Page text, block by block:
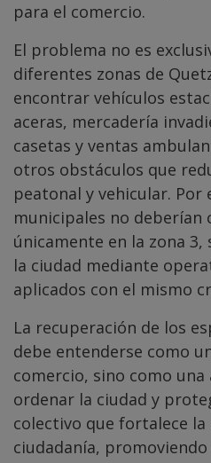
para el comercio.
El problema no es
diferentes zonas de
encontrar vehículos
aceras, mercadería
casetas y ventas
otros obstáculos que
peatonal y vehicular. Por
municipales no deberían
únicamente en la zona
la ciudad mediante
aplicados con el mismo
La recuperación de los
debe entenderse como
comercio, sino como una
ordenar la ciudad y
colectivo que fortalece la
ciudadanía,